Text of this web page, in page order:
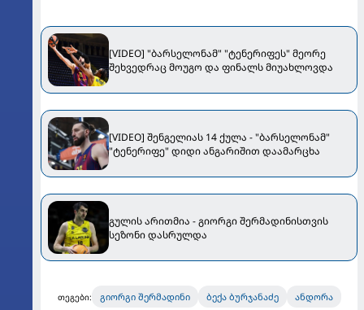
[VIDEO] "ბარსელონამ" "ტენერიფეს" მეორე
შეხვედრაც მოუგო და ფინალს მიუახლოვდა
[VIDEO] შენგელიას 14 ქულა - "ბარსელონამ"
"ტენერიფე" დიდი ანგარიშით დაამარცხა
გულის არითმია - გიორგი შერმადინისთვის
სეზონი დასრულდა
თეგები: გიორგი შერმადინი ბექა ბურჯანაძე ანდორა